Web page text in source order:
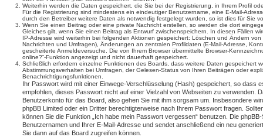
Weiterhin werden die Daten gespeichert, die Sie bei der Registrierung, in Ihrem Profil
Für die Registrierung sind mindestens ein eindeutiger Benutzername, eine E-Mail-
durch den Betreiber weitere Daten als notwendig festgelegt wurden, so ist dies für Sie
Wenn Sie einen Beitrag oder eine private Nachricht erstellen, so werden die dort
Gleiches gilt, wenn Sie einen Beitrag als Entwurf zwischenspeichern. In diesen Fällen
IP-Adresse wird weiterhin bei folgenden Aktionen gespeichert: Löschen und Ändern
Nachrichten und Umfragen), Änderungen an zentralen Profildaten (E-Mail-Adresse,
gescheiterte Anmeldeversuche. Die von Ihrem Browser übermittelte Browser-
online?“-Funktion angezeigt und nicht dauerhaft gespeichert.
Schließlich erfordern einzelne Funktionen des Boards, dass weitere Daten gespeichert
Abstimmungsverhalten bei Umfragen, der Gelesen-Status von Ihren Beiträgen oder
Benachrichtigungsfunktionen.
Ihr Passwort wird mit einer Einwege-Verschlüsselung (Hash) gespeichert, so dass
empfohlen, dieses Passwort nicht auf einer Vielzahl von Webseiten zu verwenden.
Benutzerkonto für das Board, also gehen Sie mit ihm sorgsam um. Insbesondere
phpBB Limited oder ein Dritter berechtigterweise nach Ihrem Passwort fragen.
können Sie die Funktion „Ich habe mein Passwort vergessen“ benutzen. Die
Benutzernamen und Ihrer E-Mail-Adresse und sendet anschließend ein neu
Sie dann auf das Board zugreifen können.